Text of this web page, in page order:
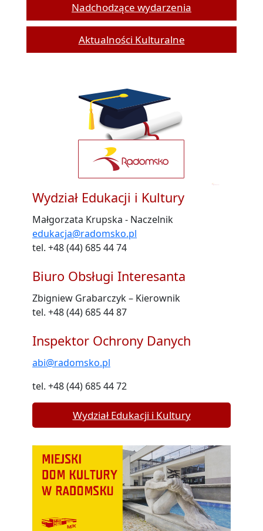
Nadchodzące wydarzenia
Aktualności Kulturalne
Wydział Edukacji i Kultury
Małgorzata Krupska - Naczelnik
edukacja@radomsko.pl
tel. +48 (44) 685 44 74
Biuro Obsługi Interesanta
Zbigniew Grabarczyk – Kierownik
tel. +48 (44) 685 44 87
Inspektor Ochrony Danych
abi@radomsko.pl
tel. +48 (44) 685 44 72
Wydział Edukacji i Kultury